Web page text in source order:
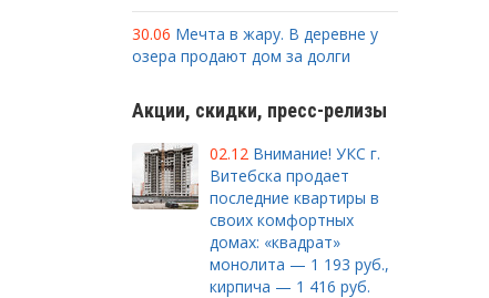
30.06 Мечта в жару. В деревне у
озера продают дом за долги
Акции, скидки, пресс-релизы
02.12 Внимание! УКС г.
Витебска продает
последние квартиры в
своих комфортных
домах: «квадрат»
монолита — 1 193 руб.,
кирпича — 1 416 руб.